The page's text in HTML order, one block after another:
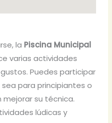
la Piscina Municipal
varias actividades
Puedes participar
para principiantes o
su técnica.
lúdicas y